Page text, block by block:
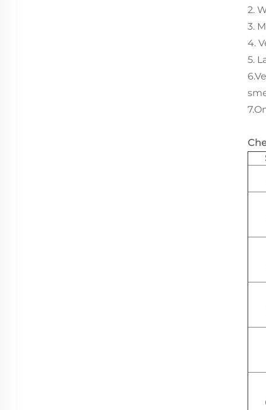
2.
3.
4.
5.